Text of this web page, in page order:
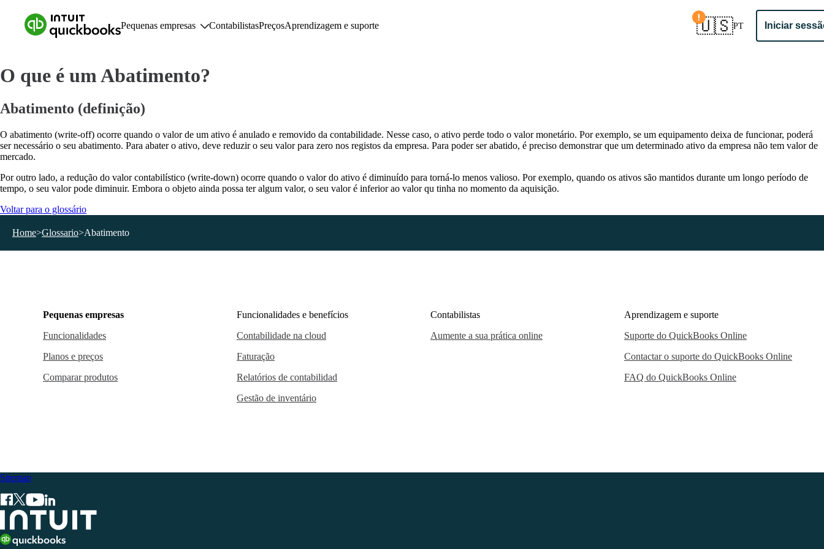
Pequenas empresas ContabilistasPreçosAprendizagem e suporte 🇺🇸PT Iniciar
Pequenas empresas
Recursos para pequenas empresas
Rendibilidade do projeto
Relatórios de contabilidade
Aplicação de contabilidade para dispositivo móvel
Ver todas as funcionalidades
Confirmar país
O que é um Abatimento?
Abatimento (definição)
O abatimento (write-off) ocorre quando o valor de um ativo é anulado e removido da contabilidade. Nesse caso, o ativo perde todo o valor monetário. Por exemplo, se um equipamento deixa de funcionar, poderá
ser necessário o seu abatimento. Para abater o ativo, deve reduzir o seu valor para zero nos registos da empresa. Para poder ser abatido, é preciso demonstrar que um determinado ativo da empresa não tem valor de
mercado.
Por outro lado, a redução do valor contabilístico (write-down) ocorre quando o valor do ativo é diminuído para torná-lo menos valioso. Por exemplo, quando os ativos são mantidos durante um longo período de
tempo, o seu valor pode diminuir. Embora o objeto ainda possa ter algum valor, o seu valor é inferior ao valor qu tinha no momento da aquisição.
Voltar para o glossário
Home>Glossario>Abatimento
Pequenas empresas
Funcionalidades
Planos e preços
Comparar produtos
Funcionalidades e benefícios
Contabilidade na cloud
Faturação
Relatórios de contabilidad
Gestão de inventário
Contabilistas
Aumente a sua prática online
Aprendizagem e suporte
Suporte do QuickBooks Online
Contactar o suporte do QuickBooks Online
FAQ do QuickBooks Online
Sitemap